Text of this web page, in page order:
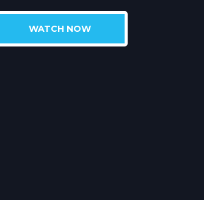
WATCH NOW